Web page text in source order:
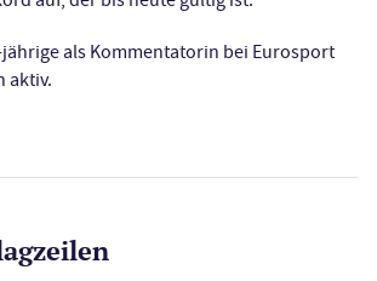
als Kommentatorin bei Eurosport
aktiv.